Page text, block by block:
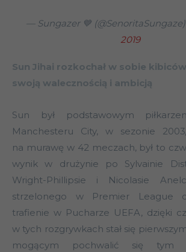
— Sungazer 💙 (@SenoritaSungaze)
2019
Sun Jihai rozkochał w sobie kibiców
swoją walecznością i ambicją
Sun był podstawowym
Manchesteru City, w sezonie
na murawę w 42 meczach, był to
wynik w drużynie po Sylvainie
Wright-Phillipsie i Nicolasie
strzelonego w Premier League
trafienie w Pucharze UEFA, dzięki
w tych rozgrywkach stał się
mogącym pochwalić się tym